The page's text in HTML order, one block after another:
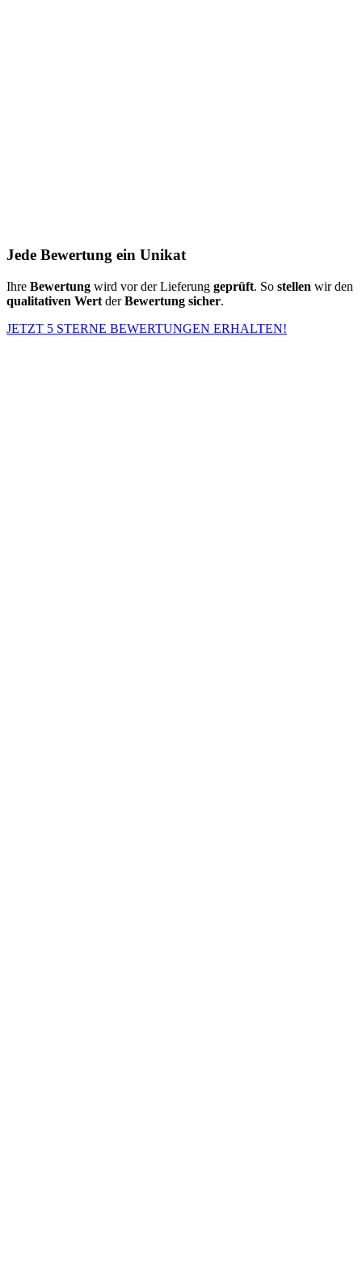
Jede Bewertung ein Unikat
Ihre Bewertung wird vor der Lieferung geprüft. So stellen wir den
qualitativen Wert derBewertung sicher.
JETZT 5 STERNE BEWERTUNGEN ERHALTEN!